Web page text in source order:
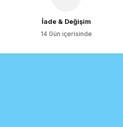
İade & Değişim
14 Gün içerisinde